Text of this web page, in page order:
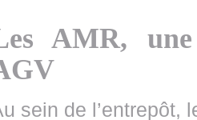
AMR,
sein de l’entrepôt,